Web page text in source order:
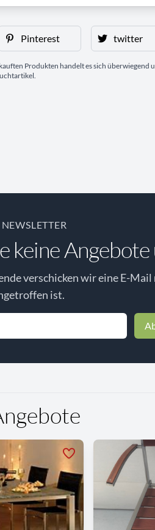
Pinterest twitter
Produkten handelt es sich überwiegend
keine
verschicken wir eine E-
ist.